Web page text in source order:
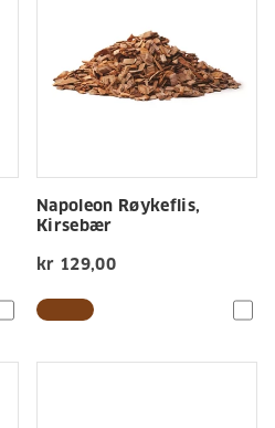
Napoleon Røykeflis,
Kirsebær
kr 129,00